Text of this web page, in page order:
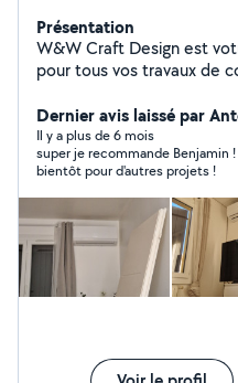
Présentation
W&W Craft Design est
pour tous vos travaux de
équipe d'artisans qualifiés
projets d'exception,
Que ce soit pour une
complète, ou des
offrons des solutions sur mesures. De la
l'électricité, en passant
revêtement de sol, la
peinture, ainsi que la
plafond, notre équipe
vos idées en réalités. Faites le choix de la confiance
Dernier avis laissé par
Il y a plus de 6 mois
super je recommande Benjamin
bientôt pour d'autres projets !